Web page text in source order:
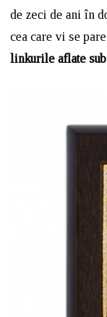
de zeci de ani în
cea care vi se
linkurile aflate